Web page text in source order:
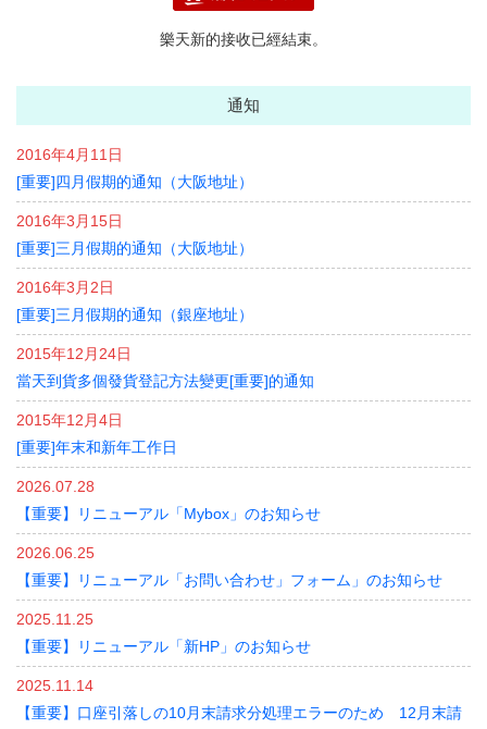
樂天新的接收已經結束。
通知
2016年4月11日
[重要]四月假期的通知（大阪地址）
2016年3月15日
[重要]三月假期的通知（大阪地址）
2016年3月2日
[重要]三月假期的通知（銀座地址）
2015年12月24日
當天到貨多個發貨登記方法變更[重要]的通知
2015年12月4日
[重要]年末和新年工作日
2026.07.28
【重要】リニューアル「Mybox」のお知らせ
2026.06.25
【重要】リニューアル「お問い合わせ」フォーム」のお知らせ
2025.11.25
【重要】リニューアル「新HP」のお知らせ
2025.11.14
【重要】口座引落しの10月末請求分処理エラーのため 12月末請